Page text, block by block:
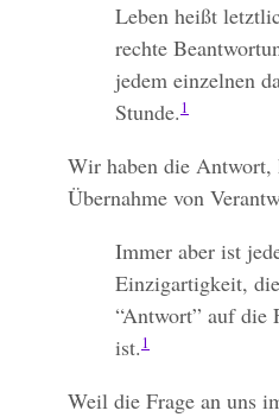
Leben heißt
rechte
jedem einzelnen
Stunde.1
Wir haben die Antwort,
Übernahme von
Immer aber ist
Einzigartigkeit,
“Antwort” auf die
ist.1
Weil die Frage an uns